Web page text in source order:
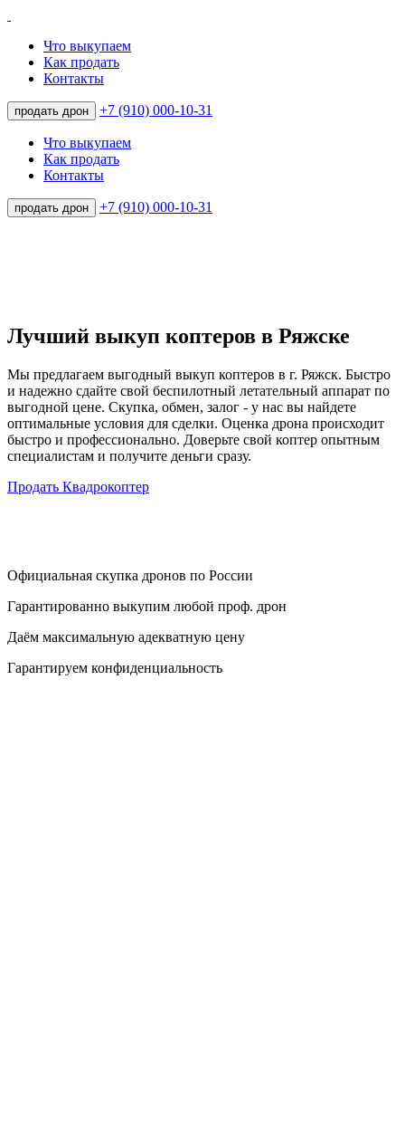
Что выкупаем
Как продать
Контакты
продать дрон +7 (910) 000-10-31
Что выкупаем
Как продать
Контакты
продать дрон +7 (910) 000-10-31
Лучший выкуп коптеров в Ряжске
Мы предлагаем выгодный выкуп коптеров в г. Ряжск. Быстро
и надежно сдайте свой беспилотный летательный аппарат по
выгодной цене. Скупка, обмен, залог - у нас вы найдете
оптимальные условия для сделки. Оценка дрона происходит
быстро и профессионально. Доверьте свой коптер опытным
специалистам и получите деньги сразу.
Продать Квадрокоптер
Официальная скупка дронов по России
Гарантированно выкупим любой проф. дрон
Даём максимальную адекватную цену
Гарантируем конфиденциальность